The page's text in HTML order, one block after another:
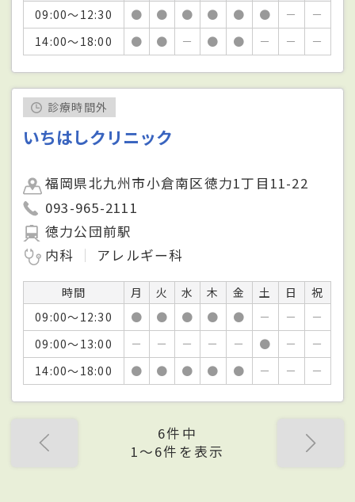
09:00～12:30 ● ● ● ● ● ● －
－
14:00～18:00
● ● － ● ● － － －
診療時間外
いちはしクリニック
福岡県北九州市小倉南区徳力1丁目11-22
093-965-2111
徳力公団前駅
内科
アレルギー科
時間 月 火 水 木 金 土 日
祝
09:00～12:30
● ● ● ● ● － －
－
09:00～13:00
－ － － － － ● －
－
14:00～18:00
● ● ● ● ● － － －
6件中
1〜6件を表示